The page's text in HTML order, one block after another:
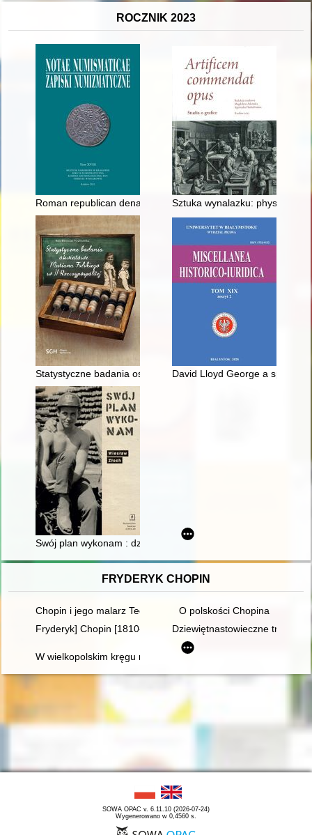
ROCZNIK 2023
Roman republican denarius from the early Roman period
Sztuka wynalazku:
Statystyczne badania oświatowe Mariana Falskiego w II
David Lloyd George a sprawa
Swój plan wykonam : dziennik górnika z 1972 roku
FRYDERYK CHOPIN
Chopin i jego malarz Teofil Kwiatkowski (1809-1891).
O polskości Chopina
Fryderyk] Chopin [1810-1849]
Dziewiętnastowieczne
W wielkopolskim kręgu rodziny Fryderyka Chopina
SOWA OPAC v. 6.11.10 (2026-07-24)
Wygenerowano w 0,4560 s.